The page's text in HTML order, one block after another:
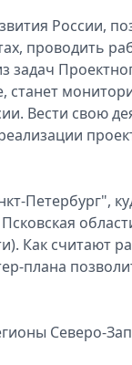
России,
проводить
задач
станет
Вести свою
Петербург",
Как считают
плана
Северо-